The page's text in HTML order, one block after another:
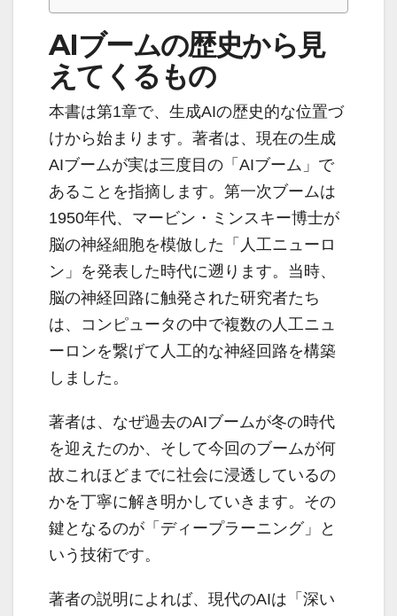
AIブームの歴史から見
えてくるもの
本書は第1章で、生成AIの歴史的な位置づ
けから始まります。著者は、現在の生成
AIブームが実は三度目の「AIブーム」で
あることを指摘します。第一次ブームは
1950年代、マービン・ミンスキー博士が
脳の神経細胞を模倣した「人工ニューロ
ン」を発表した時代に遡ります。当時、
脳の神経回路に触発された研究者たち
は、コンピュータの中で複数の人工ニュ
ーロンを繋げて人工的な神経回路を構築
しました。
著者は、なぜ過去のAIブームが冬の時代
を迎えたのか、そして今回のブームが何
故これほどまでに社会に浸透しているの
かを丁寧に解き明かしていきます。その
鍵となるのが「ディープラーニング」と
いう技術です。
著者の説明によれば、現代のAIは「深い